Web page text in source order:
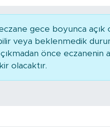
gece boyunca açık
veya beklenmedik
önce eczanenin
olacaktır.